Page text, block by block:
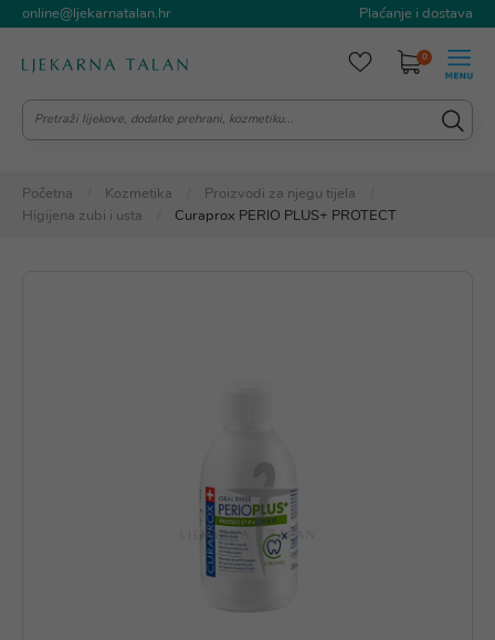
online@ljekarnatalan.hr Plaćanje i dostava
0
Početna Kozmetika
Proizvodi za njegu tijela
Higijena zubi i usta
Curaprox PERIO PLUS+ PROTECT